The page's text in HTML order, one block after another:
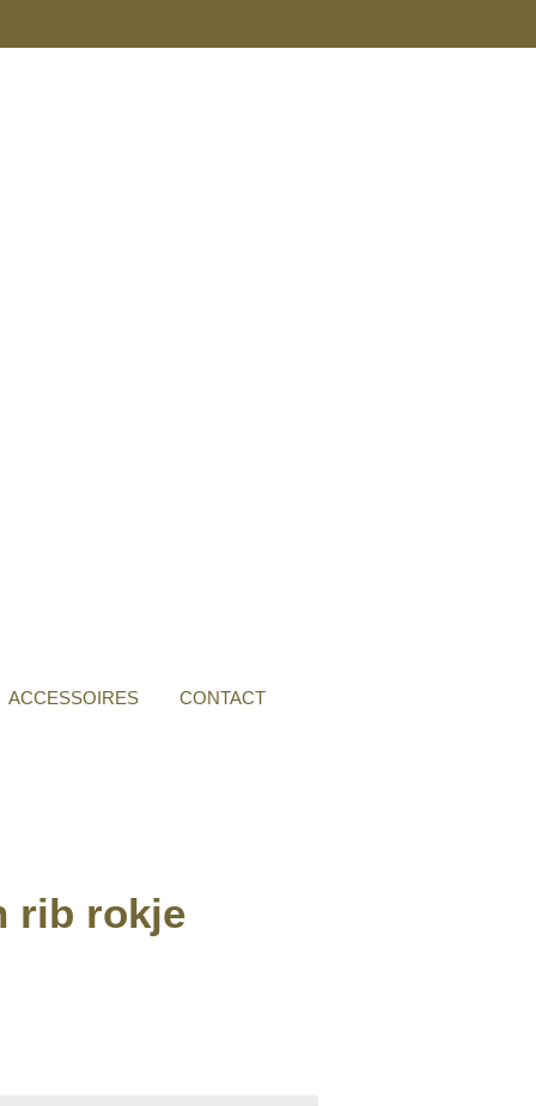
ACCESSOIRES CONTACT
rib rokje